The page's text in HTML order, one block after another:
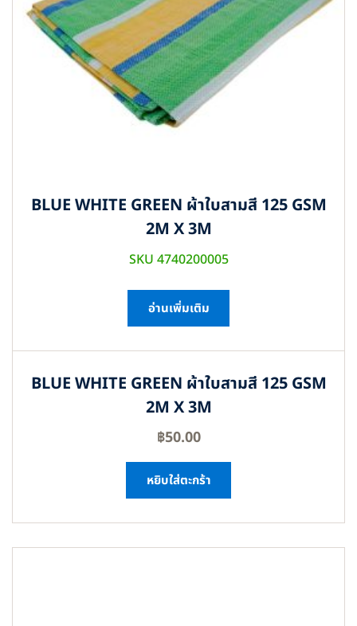
BLUE WHITE GREEN ผ้าใบสามสี 125 GSM
2M X 3M
SKU 4740200005
อ่านเพิ่มเติม
BLUE WHITE GREEN ผ้าใบสามสี 125 GSM
2M X 3M
฿50.00
หยิบใส่ตะกร้า